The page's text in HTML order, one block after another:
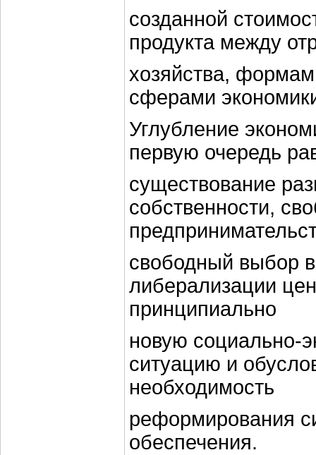
созданной
продукта между
хозяйства,
сферами
Углубление
первую очередь
существование
собственности,
свободный выбор
либерализации
принципиально
новую социально-
ситуацию и
необходимость
реформирования
обеспечения.